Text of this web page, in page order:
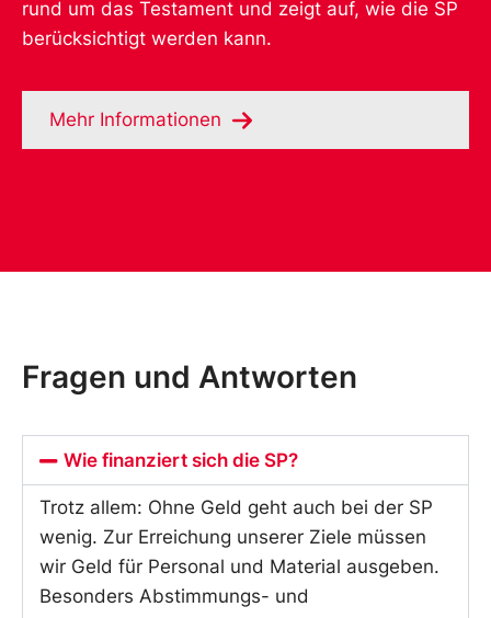
rund um das Testament und zeigt auf, wie die SP
berücksichtigt werden kann.
Mehr Informationen
Fragen und Antworten
Wie finanziert sich die SP?
Trotz allem: Ohne Geld geht auch bei der SP
wenig. Zur Erreichung unserer Ziele müssen
wir Geld für Personal und Material ausgeben.
Besonders Abstimmungs- und